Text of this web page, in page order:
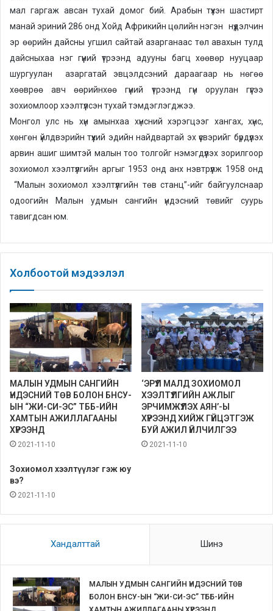
мал гаргаж авсан тухай домог бий. Арабын түүхэн шастирт
манай эриний 286 онд Хойд Африкийн цөлийн нэгэн нүүдэлчин
эр өөрийн дайсны угшил сайтай азарганаас төл авахын тулд
дайсныхаа нэг гүүний үтрээнд адууны багц хөөвөр нууцаар
шургуулан азаргатай эвцэлдсэний дараагаар нь нөгөө
хөөврөө авч өөрийнхөө гүүний үтрээнд гүн оруулан гүүгээ
зохиомлоор хээлтүүлсэн тухай тэмдэглэгджээ.
Монгол улс нь хүн амынхаа хүнсний хэрэгцээг хангах, хүнс,
хөнгөн үйлдвэрийн түүхий эдийн найдвартай эх үүсвэрийг бүрдүүлэх
арвин ашиг шимтэй малын тоо толгойг нэмэгдүүлэх зорилгоор
зохиомол хээлтүүлгийн аргыг 1953 онд анх нэвтрүүлж 1958 онд
“Малын зохиомол хээлтүүлгийн төв станц”-ийг байгуулснаар
одоогийн Малын удмын сангийн үндэсний төвийг суурь
тавигдсан юм.
Холбоотой мэдээлэл
МАЛЫН УДМЫН САНГИЙН
ҮНДЭСНИЙ ТӨВ БОЛОН БНСУ-
ЫН “ЖИ-СИ-ЭС” ТББ-ИЙН
ХАМТЫН АЖИЛЛАГААНЫ
ХҮРЭЭНД
2021-11-10
‘ЭРҮҮЛ МАЛД ЗОХИОМОЛ
ХЭЭЛТҮҮЛГИЙН АЖЛЫГ
ЭРЧИМЖҮҮЛЭХ АЯН’-Ы
ХҮРЭЭНД ХИЙЖ ГҮЙЦЭТГЭЖ
БУЙ АЖИЛ ҮЙЛЧИЛГЭЭ
2021-11-10
Зохиомол хээлтүүлэг гэж юу
вэ?
2021-11-10
Хандалттай Шинэ
МАЛЫН УДМЫН САНГИЙН ҮНДЭСНИЙ ТӨВ
БОЛОН БНСУ-ЫН “ЖИ-СИ-ЭС” ТББ-ИЙН